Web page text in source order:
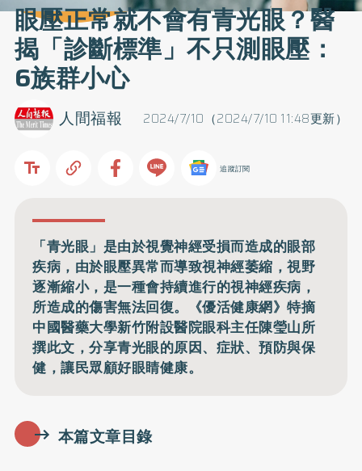
眼壓正常就不會有青光眼？醫
揭「診斷標準」不只測眼壓：
6族群小心
2024/7/10（2024/7/10 11:48更新）
人間福報
追蹤訂閱
「青光眼」是由於視覺神經受損而造成的眼部
疾病，由於眼壓異常而導致視神經萎縮，視野
逐漸縮小，是一種會持續進行的視神經疾病，
所造成的傷害無法回復。《優活健康網》特摘
中國醫藥大學新竹附設醫院眼科主任陳瑩山所
撰此文，分享青光眼的原因、症狀、預防與保
健，讓民眾顧好眼睛健康。
本篇文章目錄